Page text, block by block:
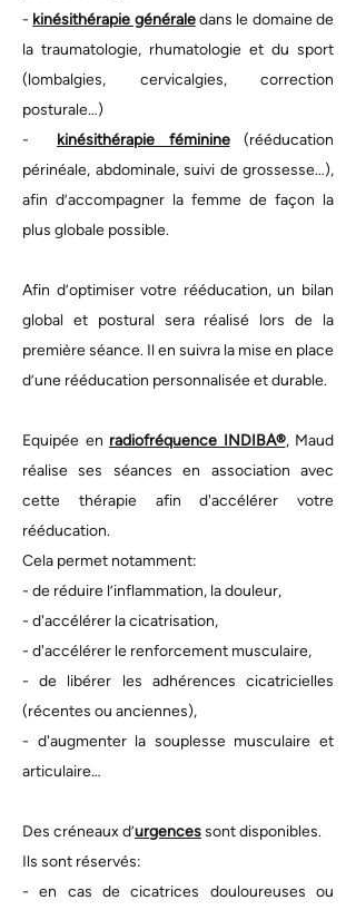
- kinésithérapie généraledans le domaine de
la traumatologie, rhumatologie et du sport
(lombalgies, cervicalgies, correction
posturale…)
- kinésithérapie féminine(rééducation
périnéale, abdominale, suivi de grossesse…),
afin d’accompagner la femme de façon la
plus globale possible.
Afin d’optimiser votre rééducation, un bilan
global et postural sera réalisé lors de la
première séance. Il en suivra la mise en place
d’une rééducation personnalisée et durable.
Equipée en radiofréquence INDIBA®, Maud
réalise ses séances en association avec
cette thérapie afin d'accélérer votre
rééducation.
Cela permet notamment:
- de réduire l’inflammation, la douleur,
- d'accélérer la cicatrisation,
- d'accélérer le renforcement musculaire,
- de libérer les adhérences cicatricielles
(récentes ou anciennes),
- d'augmenter la souplesse musculaire et
articulaire…
Des créneaux d’urgencessont disponibles.
Ils sont réservés:
- en cas de cicatrices douloureuses ou